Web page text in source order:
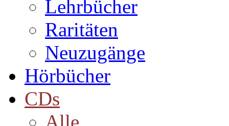
Lehrbücher
Raritäten
Neuzugänge
Hörbücher
CDs